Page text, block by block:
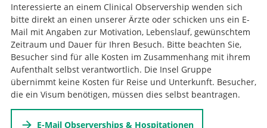
Interessierte an einem Clinical Observership wenden sich
bitte direkt an einen unserer Ärzte oder schicken uns ein E-
Mail mit Angaben zur Motivation, Lebenslauf, gewünschtem
Zeitraum und Dauer für Ihren Besuch. Bitte beachten Sie,
Besucher sind für alle Kosten im Zusammenhang mit ihrem
Aufenthalt selbst verantwortlich. Die Insel Gruppe
übernimmt keine Kosten für Reise und Unterkunft. Besucher,
die ein Visum benötigen, müssen dies selbst beantragen.
E-Mail Observerships & Hospitationen